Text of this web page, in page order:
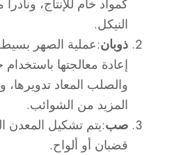
كمواد خام للإنتاج،
النيكل.
ذوبان:عملية الصهر
إعادة معالجتها
والصلب المعاد
المزيد من الشوائب.
صب:يتم تشكيل
قضبان أو ألواح.